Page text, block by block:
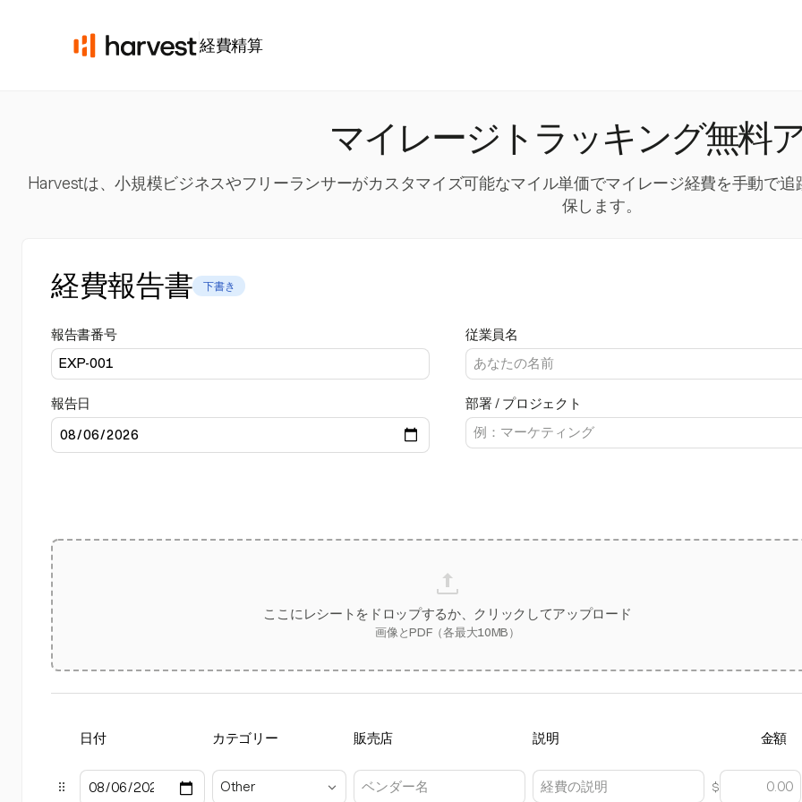
経費精算
マイレージトラッキング無料
Harvestは、小規模ビジネスやフリーランサーがカスタマイズ可能なマイル単価でマイレージ経費を手動で
保します。
経費報告書 下書き
報告書番号
報告日
従業員名
部署 / プロジェクト
ここにレシートをドロップするか、クリックしてアップロード
画像とPDF（各最大10MB）
日付 カテゴリー 販売店 説明 金額
Other $